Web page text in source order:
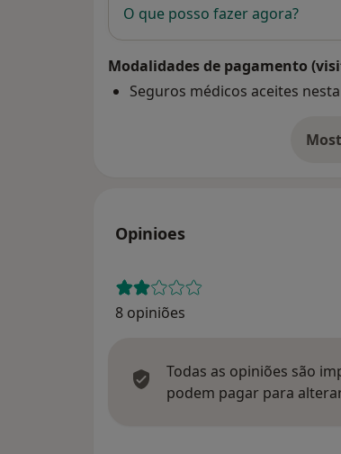
O que posso fazer agora?
Modalidades de pagamento
Seguros médicos aceites
Opinioes
8 opiniões
Todas as opiniões são
podem pagar para